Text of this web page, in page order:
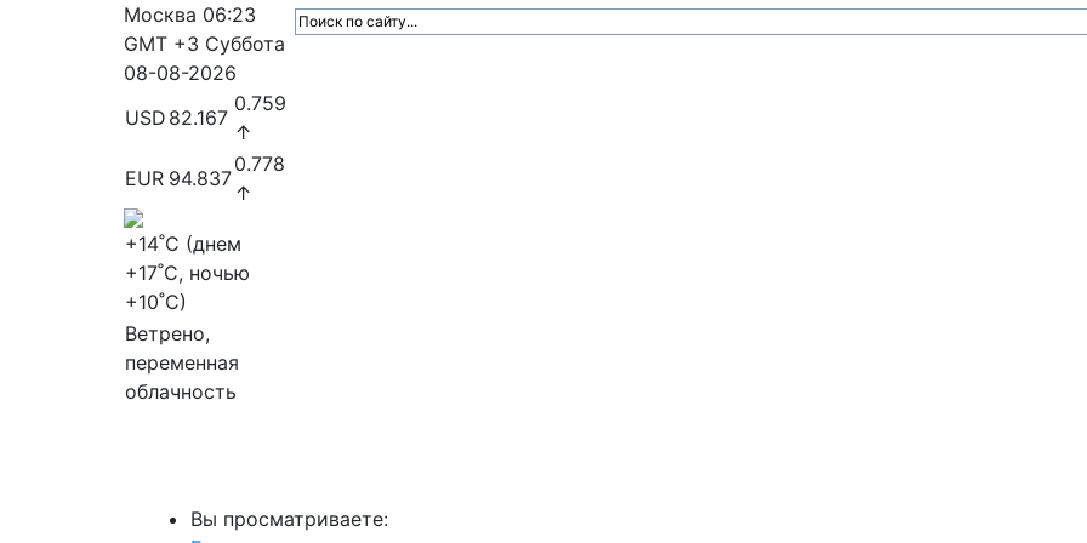
Москва 06:23
GMT +3 Суббота
08-08-2026
USD 82.167
0.759
↑
EUR 94.837
0.778
↑
+14˚C (днем
+17˚C, ночью
+10˚C)
Ветрено,
переменная
облачность
Вы просматриваете: